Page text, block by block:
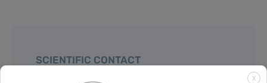
SCIENTIFIC CONTACT
X